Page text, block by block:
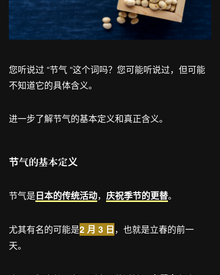
您听说过 “节气 “这个词吗？您可能听说过，但可能
不知道它的具体含义。
进一步了解节气的基本定义和真正含义。
节气的基本定义
节气是日本的传统活动， 庆祝季节的更替。
尤其有名的可能是2 月 3 日，也就是立春的前一
天。